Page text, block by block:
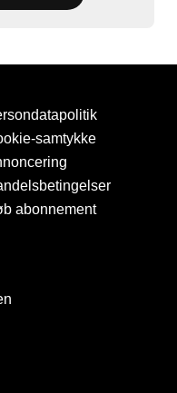
samtykke
abonnement